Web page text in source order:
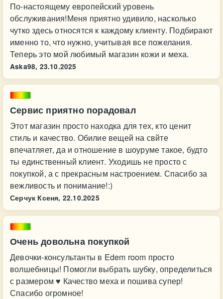
По-настоящему европейский уровень
обслуживания!Меня приятно удивило, насколько
чутко здесь относятся к каждому клиенту. Подбирают
именно то, что нужно, учитывая все пожелания.
Теперь это мой любимый магазин кожи и меха.
Aska98, 23.10.2025
Сервис приятно порадовал
Этот магазин просто находка для тех, кто ценит
стиль и качество. Обилие вещей на свйте
впечатляет, да и отношение в шоуруме такое, будто
ты единственный клиент. Уходишь не просто с
покупкой, а с прекрасным настроением. Спасибо за
вежливость и понимание!:)
Серчук Ксеня, 22.10.2025
Очень довольна покупкой
Девочки-консультанты в Edem room просто
волшебницы! Помогли выбрать шубку, определиться
с размером ♥️ Качество меха и пошива супер!
Спасибо огромное!